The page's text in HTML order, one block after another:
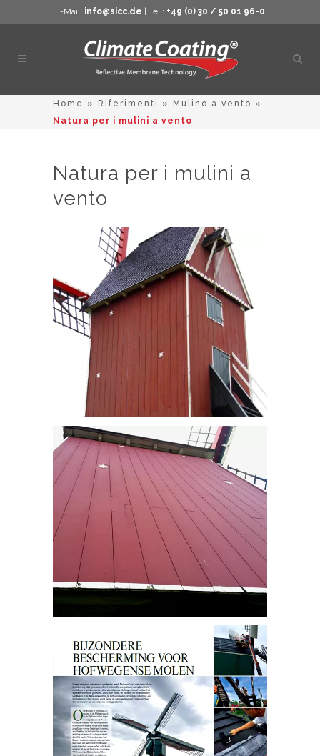
E-Mail: info@sicc.de | Tel.: +49 (0) 30 / 50 01 96-0
Apri
Home » Riferimenti » Mulino a vento »
Natura per i mulini a vento
Natura per i mulini a
vento